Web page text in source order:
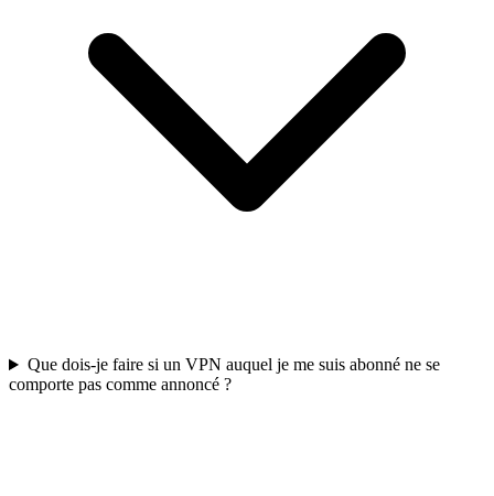
Que dois-je faire si un VPN auquel je me suis abonné ne se
comporte pas comme annoncé ?